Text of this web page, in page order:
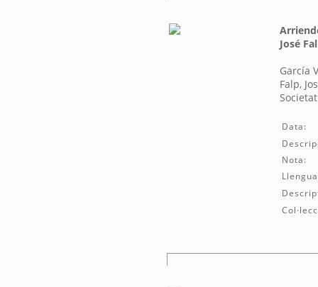
José
García
Falp,
Data:
Nota: